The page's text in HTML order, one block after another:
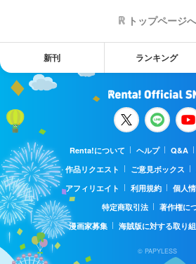
トップページへ
新刊 ランキング
Renta!について ヘルプ Q&A
作品リクエスト
ご意見ボックス
アフィリエイト
利用規約
個人
特定商取引法
著作権に
漫画家募集
海賊版に対する取り
© PAPYLESS